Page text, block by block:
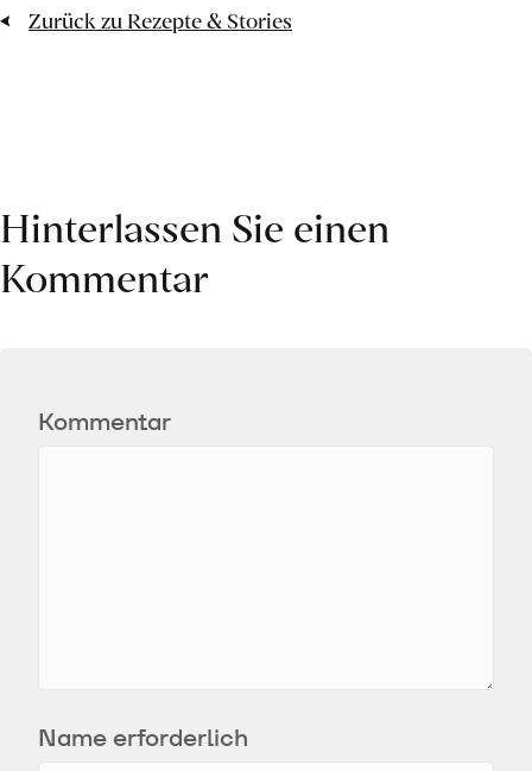
getrockneten
Zurück zu Rezepte & Stories
Hinterlassen Sie einen
Kommentar
Kommentar
Name erforderlich